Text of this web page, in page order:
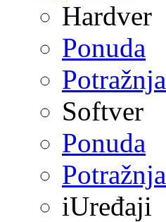
Hardver
Ponuda
Potražnja
Softver
Ponuda
Potražnja
iUređaji